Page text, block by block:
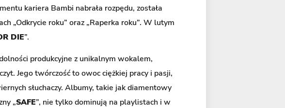
kariera Bambi nabrała rozpędu, została
„Odkrycie roku” oraz „Raperka roku”. W lutym
DIE”.
produkcyjne z unikalnym wokalem,
Jego twórczość to owoc ciężkiej pracy i pasji,
słuchaczy. Albumy, takie jak diamentowy
„SAFE”, nie tylko dominują na playlistach i w